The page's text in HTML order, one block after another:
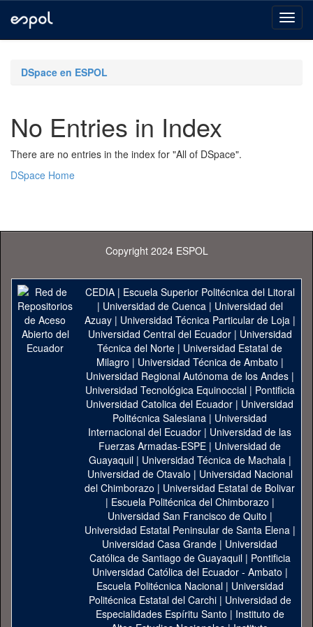
navigationDSpace en ESPOL
No Entries in Index
There are no entries in the index for "All of DSpace".
DSpace Home
Copyright 2024 ESPOL
CEDIA| Escuela Superior Politécnica del Litoral
| Universidad de Cuenca| Universidad del
Azuay| Universidad Técnica Particular de Loja|
Universidad Central del Ecuador| Universidad
Técnica del Norte | Universidad Estatal de
Milagro | Universidad Técnica de Ambato |
Universidad Regional Autónoma de los Andes|
Universidad Tecnológica Equinoccial| Pontificia
Universidad Catolica del Ecuador | Universidad
Politécnica Salesiana | Universidad
Internacional del Ecuador | Universidad de las
Fuerzas Armadas-ESPE | Universidad de
Guayaquil| Universidad Técnica de Machala|
Universidad de Otavalo | Universidad Nacional
del Chimborazo | Universidad Estatal de Bolivar
| Escuela Politécnica del Chimborazo |
Universidad San Francisco de Quito |
Universidad Estatal Peninsular de Santa Elena|
Universidad Casa Grande | Universidad
Católica de Santiago de Guayaquil| Pontificia
Universidad Católica del Ecuador - Ambato |
Escuela Politécnica Nacional| Universidad
Politécnica Estatal del Carchi| Universidad de
Especialidades Espíritu Santo | Instituto de